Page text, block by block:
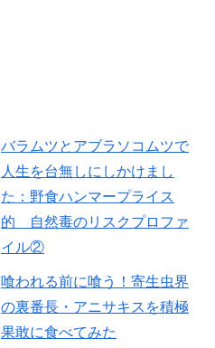
バラムツとアブラソコムツで
人生を台無しにしかけまし
た：野食ハンマープライス
的 自然毒のリスクプロファ
イル②
喰われる前に喰う！寄生虫界
の裏番長・アニサキスを積極
果敢に食べてみた